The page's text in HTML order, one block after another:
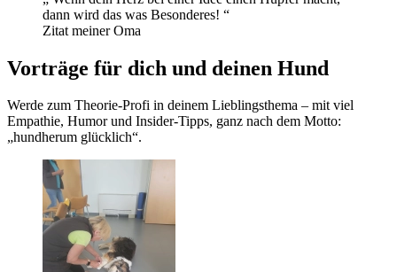
dann wird das was Besonderes! “
Zitat meiner Oma
Vorträge für dich und deinen Hund
Werde zum Theorie-Profi in deinem Lieblingsthema – mit viel
Empathie, Humor und Insider-Tipps, ganz nach dem Motto:
„hundherum glücklich“.